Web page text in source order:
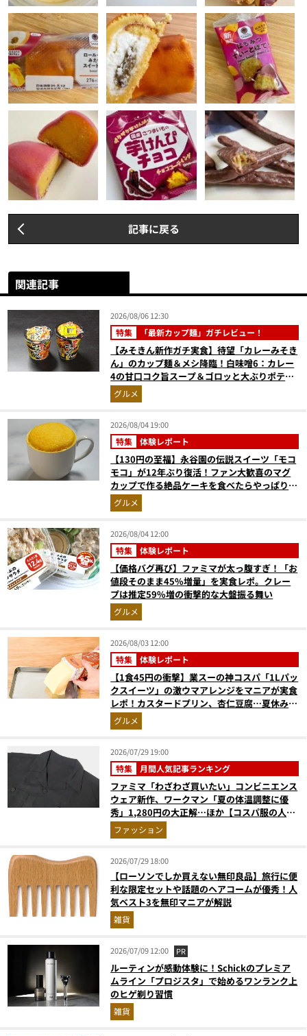
記事に戻る
関連記事
2026/08/06 12:30
特集 「最新カップ麺」ガチレビュー！
【みそきん新作ガチ実食】待望「カレーみそき
ん」のカップ麺＆メシ降臨！白味噌6：カレー
4の甘口コク旨スープ＆ゴロッと大ぶりポテト
に歓喜
グルメ
2026/08/04 19:00
特集 体験レポート
【130円の至福】永谷園の伝説スイーツ「モコ
モコ」が12年ぶり復活！ファン大歓喜のマグ
カップで作る絶品ケーキを食べたらやっぱり最
高にウマかった
グルメ
2026/08/04 12:00
特集 体験レポート
【価格バグ再び】ファミマが太っ腹すぎ！「お
値段そのまま45%増量」を実食レポ。クレー
プは推定59%増の衝撃的な大盤振る舞い
グルメ
2026/08/03 12:00
特集 体験レポート
【1食45円の衝撃】業スーの神コスパ「1Lパッ
クスイーツ」の激ウマアレンジをマニアが実食
レポ！カスタードプリン、杏仁豆腐…夏休みの
おやつに最強すぎた
グルメ
2026/07/29 19:00
特集 月間人気記事ランキング
ファミマ「わざわざ買いたい」コンビニエンス
ウェア新作、ワークマン「夏の体温調整に優
秀」1,280円の大正解…ほか【コスパ服の人気
記事ランキングベスト3】（2026年6月版）
ファッション
2026/07/29 18:00
【ローソンでしか買えない無印良品】旅行に便
利な限定セットや話題のヘアコームが優秀！人
気ベスト3を無印マニアが解説
雑貨
2026/07/09 12:00 PR
ルーティンが感動体験に！Schickのプレミア
ムライン「プロジスタ」で始めるワンランク上
のヒゲ剃り習慣
雑貨